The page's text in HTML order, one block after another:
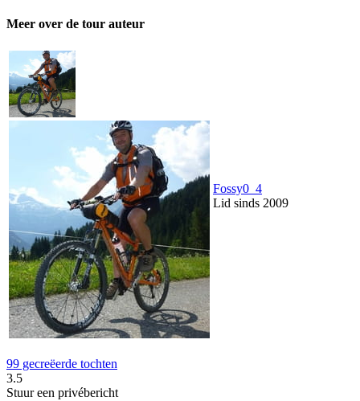
Meer over de tour auteur
Fossy0_4
Lid sinds 2009
99 gecreëerde tochten
3.5
Stuur een privébericht